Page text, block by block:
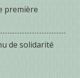
première
de solidarité